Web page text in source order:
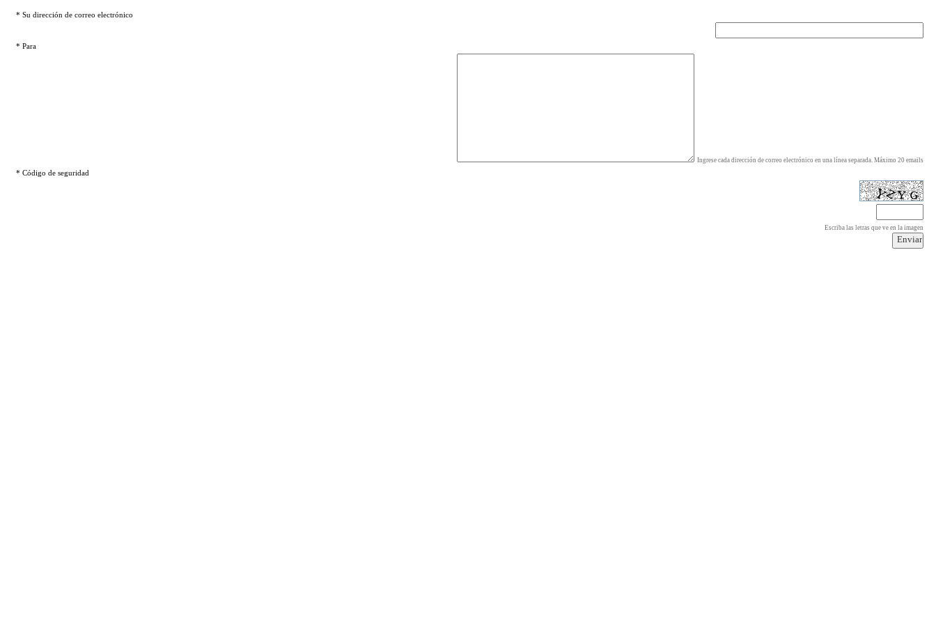
* Su dirección de correo electrónico
* Para
Ingrese cada dirección de correo electrónico en una línea separada. Máximo 20 emails
* Código de seguridad
Escriba las letras que ve en la imagen